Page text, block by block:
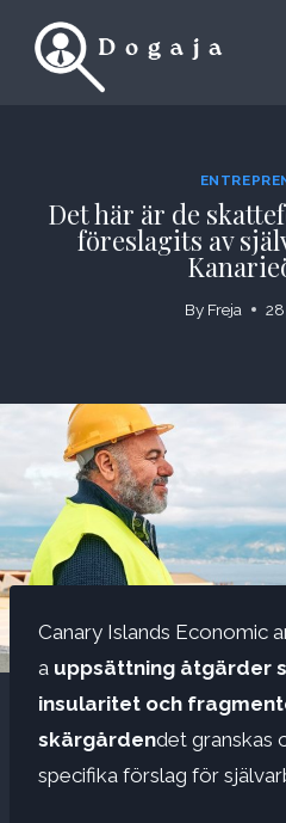
Det här är de
föreslagits av
By Freja
Canary Islands Economic
a uppsättning åtgärder
insularitet och
skärgårdendet granskas
specifika förslag för